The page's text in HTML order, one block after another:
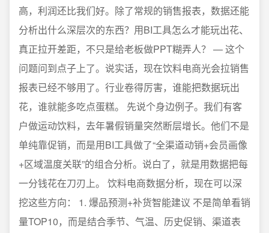
高，利润还比我们好。除了常规的销售报表，数据还能
分析出什么深层次的东西？用BI工具怎么才能玩出花、
真正拉开差距，不只是给老板做PPT糊弄人？ — 这个
问题问到点子上了。说实话，现在饮料电商光会拉销售
报表已经不够用了。行业卷得厉害，谁能把数据玩出
花，谁就能多吃点蛋糕。 先说个身边例子。我们有客
户做运动饮料，去年暑假销量突然断层增长。他们不是
单纯靠促销，而是用BI工具做了“全渠道动销+会员画像
+区域温度关联”的组合分析。说白了，就是用数据把每
一分钱花在刀刃上。 饮料电商数据分析，现在可以深
挖这些方向： 1. 爆品预测+补货智能建议 不是简单看销
量TOP10，而是结合季节、气温、历史促销、渠道表